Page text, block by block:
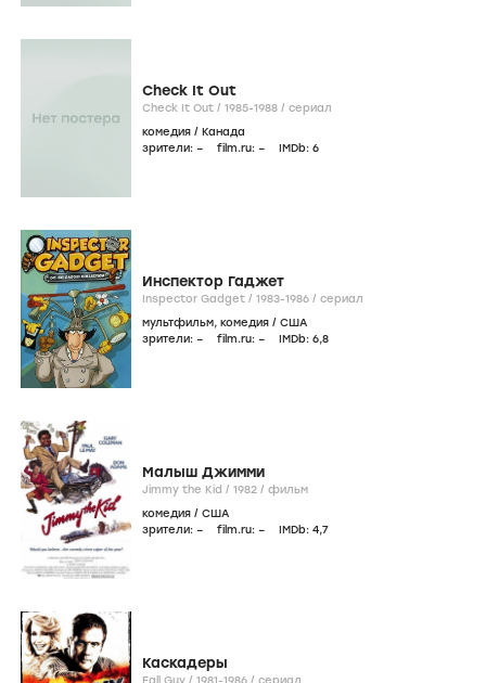
Check It Out
Check It Out / 1985-1988 / сериал
комедия / Канада
зрители: – film.ru: – IMDb: 6
Инспектор Гаджет
Inspector Gadget / 1983-1986 / сериал
мультфильм, комедия / США
зрители: – film.ru: – IMDb: 6,8
Малыш Джимми
Jimmy the Kid / 1982 / фильм
комедия / США
зрители: – film.ru: – IMDb: 4,7
Каскадеры
Fall Guy / 1981-1986 / сериал